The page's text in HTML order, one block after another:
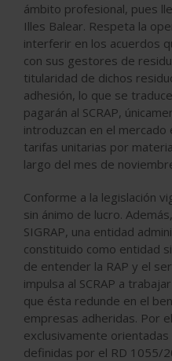
ámbito profesional, pues
Illes Balear. Respeta la
interferir en los acuerdos
con sus gestores de
titularidad de dichos
adhesión, lo que se
pagarán al SCRAP,
introduzcan en el mercado
tarifas unitarias por
largo del mes de
Conforme a la legislación
sin ánimo de lucro.
SIGRAP, una entidad
constituido como entidad
de entender la RAP y el
impulsa al SCRAP a
que ésta redunde en el
empresas adheridas. Por
exclusivamente
definidas por el RD 1055/